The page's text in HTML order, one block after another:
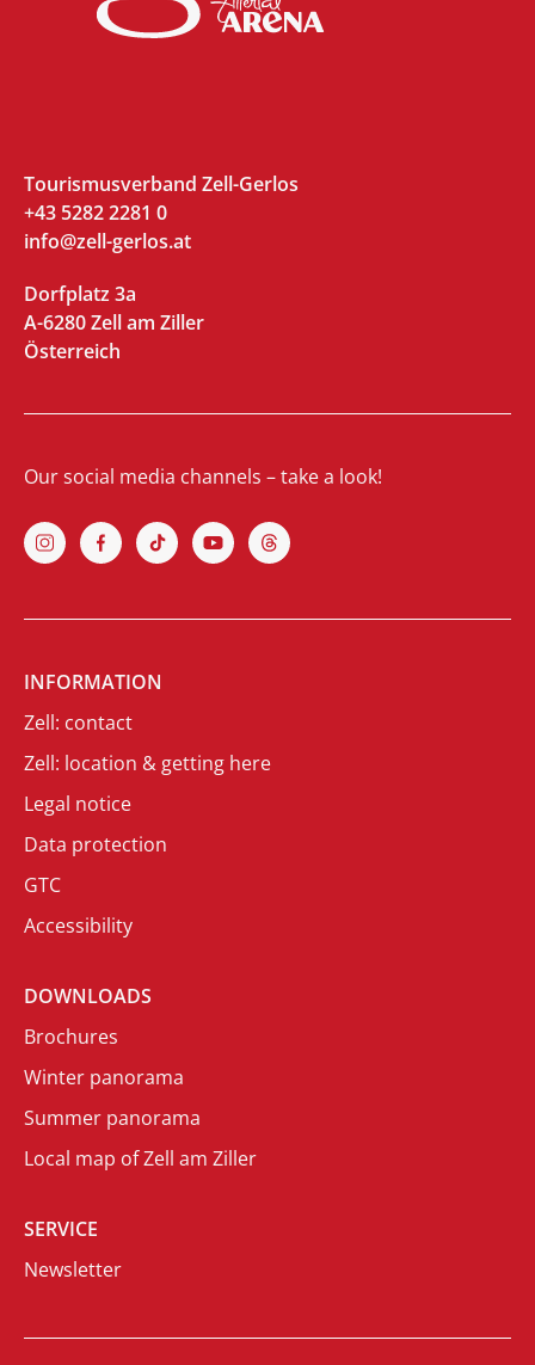
Tourismusverband Zell-Gerlos
+43 5282 2281 0
info@zell-gerlos.at
Dorfplatz 3a
A-6280 Zell am Ziller
Österreich
Our social media channels – take a look!
INFORMATION
Zell: contact
Zell: location & getting here
Legal notice
Data protection
GTC
Accessibility
DOWNLOADS
Brochures
Winter panorama
Summer panorama
Local map of Zell am Ziller
SERVICE
Newsletter